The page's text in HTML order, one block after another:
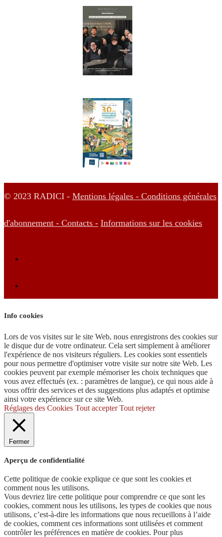
© 2023 RADICI - Mentions légales - Conditions générales
d'abonnement - Contacts - Informations sur les cookies
Info cookies
Lors de vos visites sur le site Web, nous enregistrons des cookies sur
le disque dur de votre ordinateur. Cela sert simplement à améliorer
l'expérience de nos visiteurs réguliers. Les cookies sont essentiels
pour nous permettre d'optimiser votre visite sur notre site Web. Les
cookies peuvent par exemple mémoriser les choix techniques que
vous avez effectués (ex. : paramètres de langue), ce qui nous aide à
vous offrir des services et des suggestions plus adaptés et optimise
ainsi votre expérience sur ce site Web.
Réglages des Cookies Tout accepter Tout rejeter
Fermer
Aperçu de confidentialité
Cette politique de cookie explique ce que sont les cookies et
comment nous les utilisons.
Vous devriez lire cette politique pour comprendre ce que sont les
cookies, comment nous les utilisons, les types de cookies que nous
utilisons, c’est-à-dire les informations que nous recueillons à l’aide
de cookies, comment ces informations sont utilisées et comment
contrôler les préférences en matière de cookies. Pour plus